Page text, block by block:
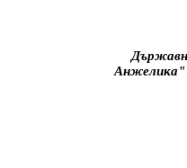
Анжелика"